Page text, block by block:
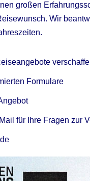
großen
Wir
Formulare
für Ihre Fragen zur